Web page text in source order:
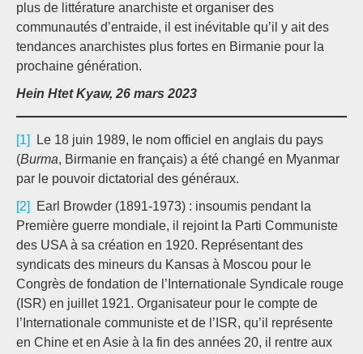
plus de littérature anarchiste et organiser des
communautés d’entraide, il est inévitable qu’il y ait des
tendances anarchistes plus fortes en Birmanie pour la
prochaine génération.
Hein Htet Kyaw, 26 mars 2023
[1]
Le 18 juin 1989, le nom officiel en anglais du pays
(Burma, Birmanie en français) a été changé en Myanmar
par le pouvoir dictatorial des généraux.
[2]
Earl Browder (1891-1973) : insoumis pendant la
Première guerre mondiale, il rejoint la Parti Communiste
des USA à sa création en 1920. Représentant des
syndicats des mineurs du Kansas à Moscou pour le
Congrès de fondation de l’Internationale Syndicale rouge
(ISR) en juillet 1921. Organisateur pour le compte de
l’Internationale communiste et de l’ISR, qu’il représente
en Chine et en Asie à la fin des années 20, il rentre aux